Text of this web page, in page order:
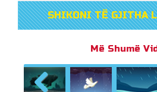
SHIKONI TË GJITHA
Më Shumë